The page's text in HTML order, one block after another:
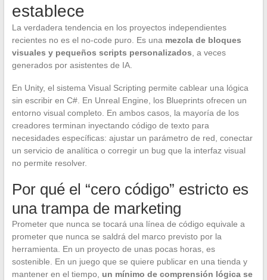
establece
La verdadera tendencia en los proyectos independientes
recientes no es el no-code puro. Es una mezcla de bloques
visuales y pequeños scripts personalizados , a veces
generados por asistentes de IA.
En Unity, el sistema Visual Scripting permite cablear una lógica
sin escribir en C#. En Unreal Engine, los Blueprints ofrecen un
entorno visual completo. En ambos casos, la mayoría de los
creadores terminan inyectando código de texto para
necesidades específicas: ajustar un parámetro de red, conectar
un servicio de analítica o corregir un bug que la interfaz visual
no permite resolver.
Por qué el “cero código” estricto es
una trampa de marketing
Prometer que nunca se tocará una línea de código equivale a
prometer que nunca se saldrá del marco previsto por la
herramienta. En un proyecto de unas pocas horas, es
sostenible. En un juego que se quiere publicar en una tienda y
mantener en el tiempo, un mínimo de comprensión lógica se